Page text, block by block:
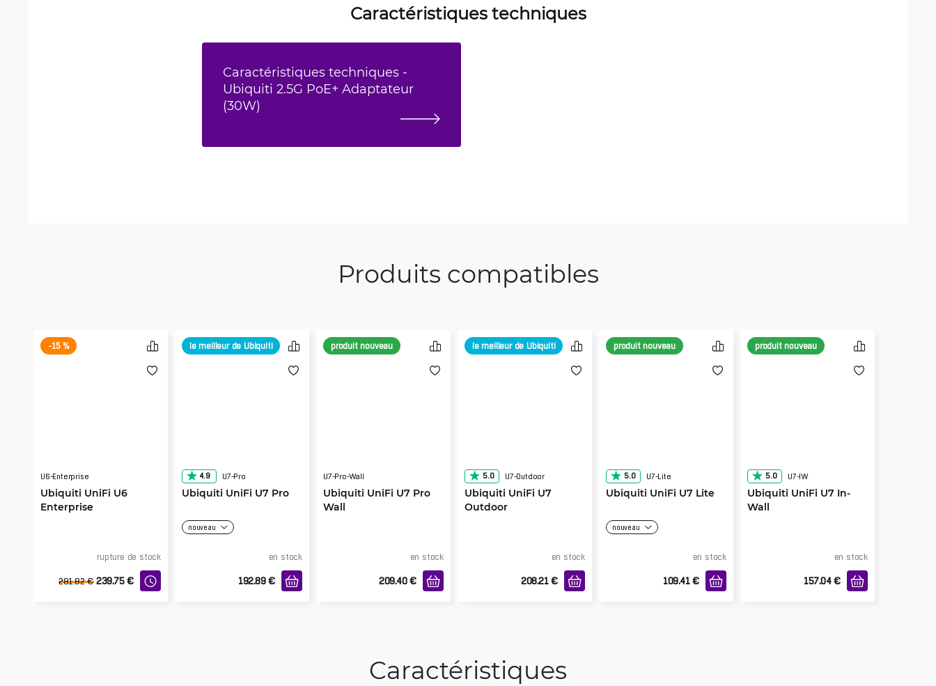
Caractéristiques techniques
Caractéristiques techniques -
Ubiquiti 2.5G PoE+ Adaptateur
(30W)
Produits compatibles
-15 %
U6-Enterprise
Ubiquiti UniFi U6
Enterprise
rupture de stock
281.82 € 239.75 €
le meilleur de Ubiquiti
4.9 U7-Pro
Ubiquiti UniFi U7 Pro
nouveau
en stock
192.89 €
produit nouveau
U7-Pro-Wall
Ubiquiti UniFi U7 Pro
Wall
en stock
209.40 €
le meilleur de Ubiquiti
5.0 U7-Outdoor
Ubiquiti UniFi U7
Outdoor
en stock
208.21 €
produit nouveau
5.0 U7-Lite
Ubiquiti UniFi U7 Lite
nouveau
en stock
109.41 €
produit nouveau
5.0 U7-IW
Ubiquiti UniFi U7 In-
Wall
en stock
157.04 €
Caractéristiques